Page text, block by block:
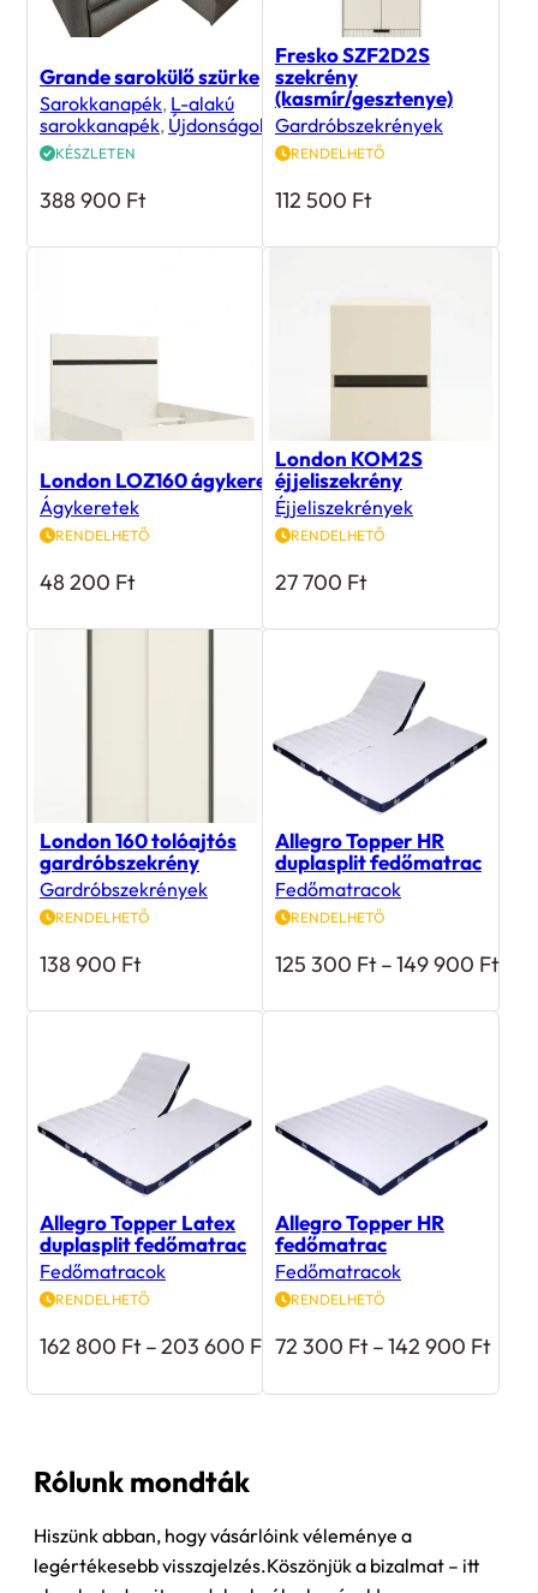
Grande sarokülő szürke
Sarokkanapék, L-alakú
sarokkanapék, Újdonságok
KÉSZLETEN
388 900 Ft
Fresko SZF2D2S
szekrény
(kasmír/gesztenye)
Gardróbszekrények
RENDELHETŐ
112 500 Ft
London LOZ160 ágykeret
Ágykeretek
RENDELHETŐ
48 200 Ft
London KOM2S
éjjeliszekrény
Éjjeliszekrények
RENDELHETŐ
27 700 Ft
London 160 tolóajtós
gardróbszekrény
Gardróbszekrények
RENDELHETŐ
138 900 Ft
Allegro Topper HR
duplasplit fedőmatrac
Fedőmatracok
RENDELHETŐ
125 300 Ft–149 900 Ft
Allegro Topper Latex
duplasplit fedőmatrac
Fedőmatracok
RENDELHETŐ
162 800 Ft–203 600 Ft Ártartomány:
800 Ft
Allegro Topper HR
fedőmatrac
Fedőmatracok
RENDELHETŐ
72 300 Ft–142 900 Ft
300
Rólunk mondták
Hiszünk abban, hogy vásárlóink véleménye a
legértékesebb visszajelzés.Köszönjük a bizalmat – itt